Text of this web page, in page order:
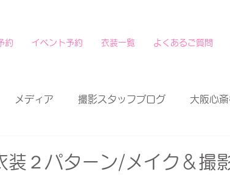
約 イベント予約 衣装一覧 よくあるご質問
メディア 撮影スタッフブログ 大阪心
装２パターン/メイク＆撮